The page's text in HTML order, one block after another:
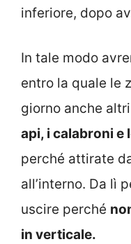
inferiore, dopo
In tale modo
entro la quale le
giorno anche
api, i calabroni e
perché attirate
all’interno. Da lì
uscire perché
in verticale.